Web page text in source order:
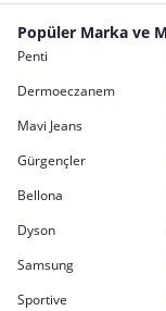
Popüler Marka ve
Penti
Dermoeczanem
Mavi Jeans
Gürgençler
Bellona
Dyson
Samsung
Sportive